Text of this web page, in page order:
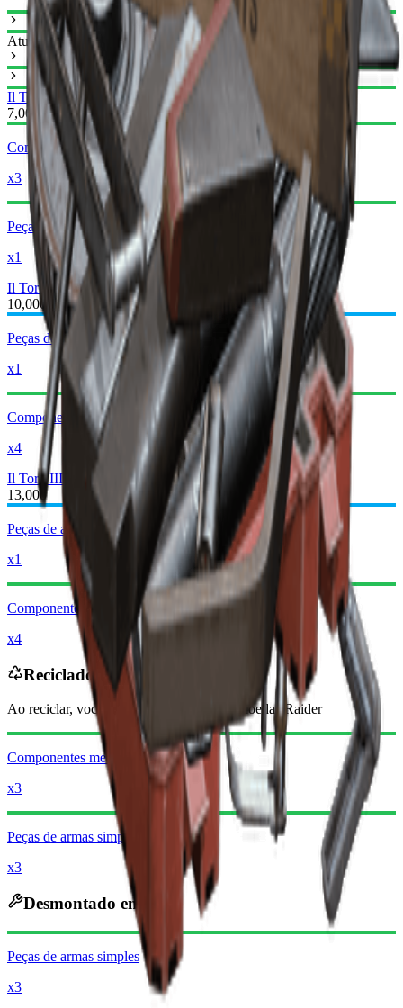
Atual
Il Toro I
Il Toro II
7,000
Componentes mecânicos
x3
Peças de armas simples
x1
Il Toro II
Il Toro III
10,000
Peças de arma pesada
x1
Componentes mecânicos
x4
Il Toro III
Il Toro IV
13,000
Peças de arma pesada
x1
Componentes mecânicos
x4
Reciclado em
Ao reciclar, você receberá Moedas Raider
Componentes mecânicos
x3
Peças de armas simples
x3
Desmontado em
Peças de armas simples
x3